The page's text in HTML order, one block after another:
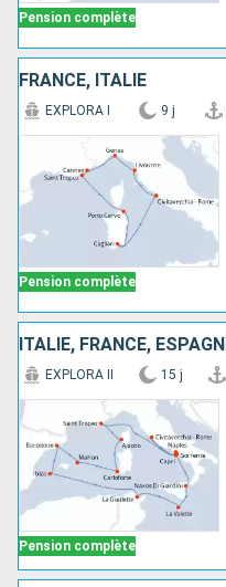
Pension complète
FRANCE, ITALIE
Pension complète
EXPLORA I 9 j
Pension complète
EXPLORA II 15 j